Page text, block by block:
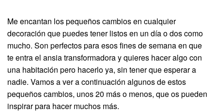
Me encantan los pequeños cambios en cualquier
decoración que puedes tener listos en un día o dos como
mucho. Son perfectos para esos fines de semana en que
te entra el ansia transformadora y quieres hacer algo con
una habitación pero hacerlo ya, sin tener que esperar a
nadie. Vamos a ver a continuación algunos de estos
pequeños cambios, unos 20 más o menos, que os pueden
inspirar para hacer muchos más.